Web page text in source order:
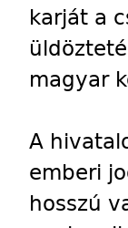
karját a
magyar
A
emberi
hosszú